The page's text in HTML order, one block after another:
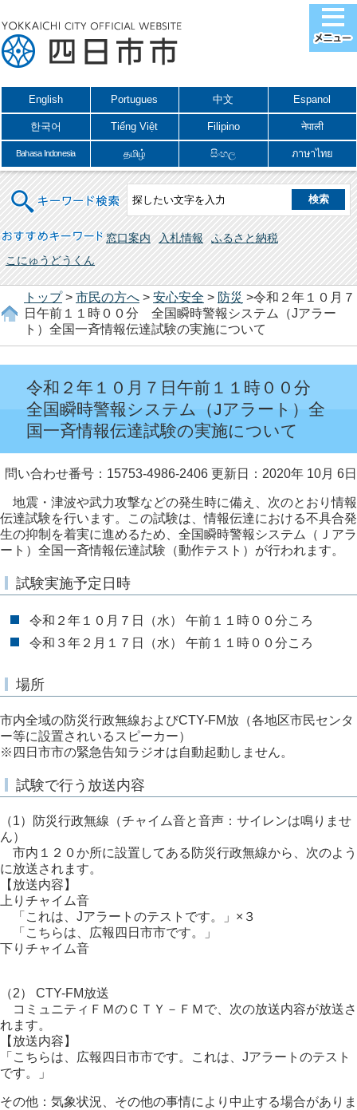
English Portugues 中文 Espanol
한국어 Tiếng Việt Filipino नेपाली
Bahasa Indonesia தமிழ் සිංහල ภาษาไทย
キーワード検索
おすすめキーワード 窓口案内 入札情報
ふるさと納税
こにゅうどうくん
トップ> 市民の方へ > 安心安全 > 防災 >令和２年１０月７
日午前１１時００分 全国瞬時警報システム（Jアラー
ト）全国一斉情報伝達試験の実施について
令和２年１０月７日午前１１時００分
全国瞬時警報システム（Jアラート）全
国一斉情報伝達試験の実施について
問い合わせ番号：15753-4986-2406 更新日：2020年 10月 6日
地震・津波や武力攻撃などの発生時に備え、次のとおり情報
伝達試験を行います。この試験は、情報伝達における不具合発
生の抑制を着実に進めるため、全国瞬時警報システム（Ｊアラ
ート）全国一斉情報伝達試験（動作テスト）が行われます。
試験実施予定日時
令和２年１０月７日（水） 午前１１時００分ころ
令和３年２月１７日（水） 午前１１時００分ころ
場所
市内全域の防災行政無線およびCTY-FM放（各地区市民センタ
ー等に設置されいるスピーカー）
※四日市市の緊急告知ラジオは自動起動しません。
試験で行う放送内容
（1）防災行政無線（チャイム音と音声：サイレンは鳴りませ
ん）
市内１２０か所に設置してある防災行政無線から、次のよう
に放送されます。
【放送内容】
上りチャイム音
「これは、Jアラートのテストです。」×３
「こちらは、広報四日市市です。」
下りチャイム音
（2） CTY-FM放送
コミュニティＦＭのＣＴＹ－ＦＭで、次の放送内容が放送さ
れます。
【放送内容】
「こちらは、広報四日市市です。これは、Jアラートのテスト
です。」
その他：気象状況、その他の事情により中止する場合がありま